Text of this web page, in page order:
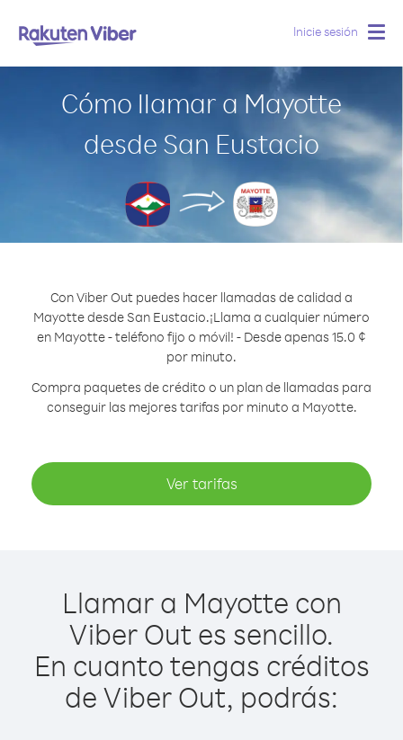
Inicie sesión
Cómo llamar a Mayotte
desde San Eustacio
Con Viber Out puedes hacer llamadas de calidad a
Mayotte desde San Eustacio.¡Llama a cualquier número
en Mayotte - teléfono fijo o móvil! - Desde apenas 15.0 ¢
por minuto.
Compra paquetes de crédito o un plan de llamadas para
conseguir las mejores tarifas por minuto a Mayotte.
Ver tarifas
Llamar a Mayotte con
Viber Out es sencillo.
En cuanto tengas créditos
de Viber Out, podrás: